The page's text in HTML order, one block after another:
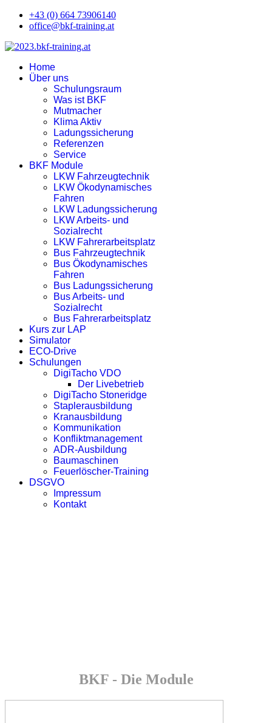
+43 (0) 664 73906140
office@bkf-training.at
Home
Über uns
Schulungsraum
Was ist BKF
Mutmacher
Klima Aktiv
Ladungssicherung
Referenzen
Service
BKF Module
LKW Fahrzeugtechnik
LKW Ökodynamisches
Fahren
LKW Ladungssicherung
LKW Arbeits- und
Sozialrecht
LKW Fahrerarbeitsplatz
Bus Fahrzeugtechnik
Bus Ökodynamisches
Fahren
Bus Ladungssicherung
Bus Arbeits- und
Sozialrecht
Bus Fahrerarbeitsplatz
Kurs zur LAP
Simulator
ECO-Drive
Schulungen
DigiTacho VDO
Der Livebetrieb
DigiTacho Stoneridge
Staplerausbildung
Kranausbildung
Kommunikation
Konfliktmanagement
ADR-Ausbildung
Baumaschinen
Feuerlöscher-Training
DSGVO
Impressum
Kontakt
BKF - Die Module